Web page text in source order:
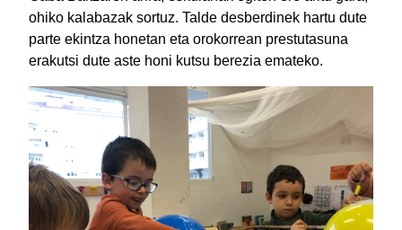
ohiko kalabazak sortuz. Talde desberdinek hartu dute
parte ekintza honetan eta orokorrean prestutasuna
erakutsi dute aste honi kutsu berezia emateko.